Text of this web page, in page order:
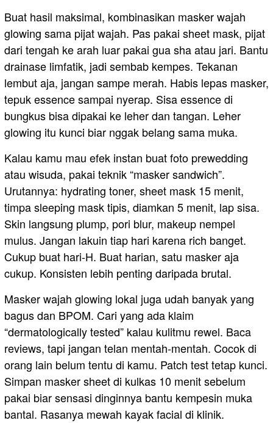
Buat hasil maksimal, kombinasikan masker wajah
glowing sama pijat wajah. Pas pakai sheet mask, pijat
dari tengah ke arah luar pakai gua sha atau jari. Bantu
drainase limfatik, jadi sembab kempes. Tekanan
lembut aja, jangan sampe merah. Habis lepas masker,
tepuk essence sampai nyerap. Sisa essence di
bungkus bisa dipakai ke leher dan tangan. Leher
glowing itu kunci biar nggak belang sama muka.
Kalau kamu mau efek instan buat foto prewedding
atau wisuda, pakai teknik “masker sandwich”.
Urutannya: hydrating toner, sheet mask 15 menit,
timpa sleeping mask tipis, diamkan 5 menit, lap sisa.
Skin langsung plump, pori blur, makeup nempel
mulus. Jangan lakuin tiap hari karena rich banget.
Cukup buat hari-H. Buat harian, satu masker aja
cukup. Konsisten lebih penting daripada brutal.
Masker wajah glowing lokal juga udah banyak yang
bagus dan BPOM. Cari yang ada klaim
“dermatologically tested” kalau kulitmu rewel. Baca
reviews, tapi jangan telan mentah-mentah. Cocok di
orang lain belum tentu di kamu. Patch test tetap kunci.
Simpan masker sheet di kulkas 10 menit sebelum
pakai biar sensasi dinginnya bantu kempesin muka
bantal. Rasanya mewah kayak facial di klinik.